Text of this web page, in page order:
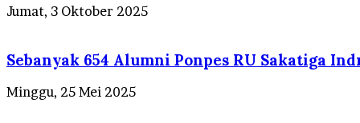
Jumat, 3 Oktober 2025
Sebanyak 654 Alumni Ponpes RU Sakatiga
Minggu, 25 Mei 2025